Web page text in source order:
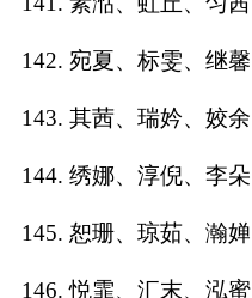
142. 宛夏、标雯、继馨
143. 其茜、瑞妗、姣余
144. 绣娜、淳倪、李朵
145. 恕珊、琼茹、瀚婵
146. 悦霏、汇末、泓蜜